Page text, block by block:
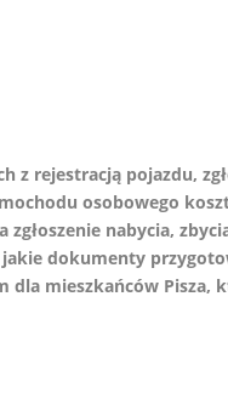
z rejestracją pojazdu,
osobowego
nabycia,
dokumenty
mieszkańców Pisza,